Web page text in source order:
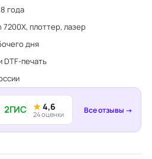
года
плоттер, лазер
дня
DTF-печать
2ГИС ★4,6
24 оценки Все отзывы →